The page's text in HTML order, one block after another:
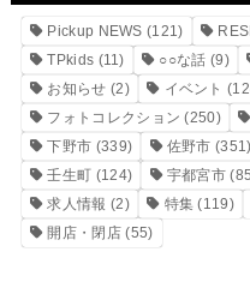
Pickup NEWS (121)
TPkids (11) ○○な話 (9)
お知らせ (2) イベント
フォトコレクション (250)
下野市 (339) 佐野市 (351)
壬生町 (124) 宇都宮市
求人情報 (2) 特集 (119)
開店・閉店(55)